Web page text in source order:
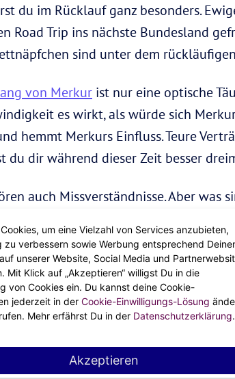
du im Rücklauf ganz besonders.
Road Trip ins nächste Bundesland
sind unter dem
von Merkur ist nur eine optische
es wirkt, als würde sich
hemmt Merkurs Einfluss. Teure
dir während dieser Zeit besser
auch Missverständnisse. Aber was
Durchpowern, Aussitzen oder
verrückten Phase holst.
Merkur auf
um eine Vielzahl von Services anzubieten,
zu verbessern sowie Werbung entsprechend
unserer Website, Social Media und
Mit Klick auf „Akzeptieren“ willigst Du in die
von Cookies ein. Du kannst deine Cookie-
jederzeit in der Cookie-Einwilligungs-Lösung
Mehr erfährst Du in der Datenschutzerklärung.
Akzeptieren